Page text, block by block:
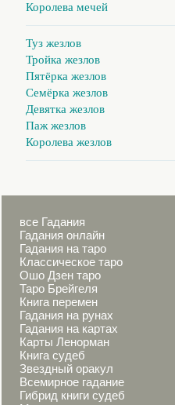
Королева мечей
Туз жезлов
Тройка жезлов
Пятёрка жезлов
Семёрка жезлов
Девятка жезлов
Паж жезлов
Королева жезлов
все Гадания
Гадания онлайн
Гадания на таро
Классическое таро
Ошо Дзен таро
Таро Брейгеля
Книга перемен
Гадания на рунах
Гадания на картах
Карты Ленорман
Книга судеб
Звездный оракул
Всемирное гадание
Гибрид книги судеб